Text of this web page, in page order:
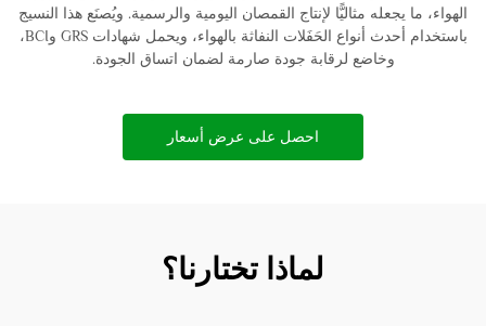
الهواء، ما يجعله مثاليًّا لإنتاج القمصان اليومية والرسمية. ويُصنَع هذا النسيج
باستخدام أحدث أنواع الحَفَلات النفاثة بالهواء، ويحمل شهادات GRS وBCI،
وخاضع لرقابة جودة صارمة لضمان اتساق الجودة.
احصل على عرض أسعار
لماذا تختارنا؟